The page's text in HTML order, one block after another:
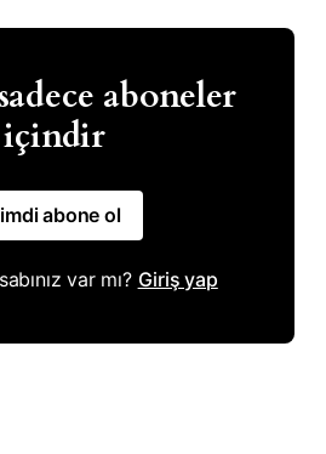
aboneler
içindir
abone ol
var mı? Giriş yap